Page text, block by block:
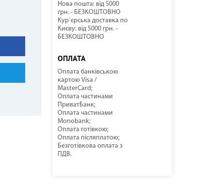
Нова пошта: від 5000
грн. - БЕЗКОШТОВНО
Кур`єрська доставка по
Києву: від 5000 грн. -
БЕЗКОШТОВНО
ОПЛАТА
Оплата банківською
картою Visa /
MasterCard;
Оплата частинами
ПриватБанк;
Оплата частинами
Monobank;
Оплата готівкою;
Оплата післяплатою;
Безготівкова оплата з
ПДВ.